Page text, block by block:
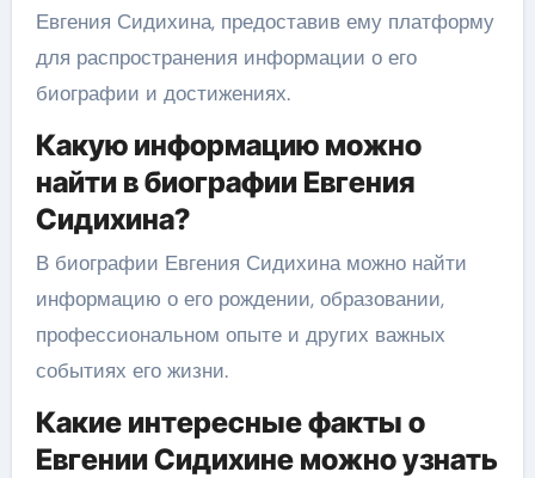
Евгения Сидихина, предоставив ему платформу
для распространения информации о его
биографии и достижениях.
Какую информацию можно
найти в биографии Евгения
Сидихина?
В биографии Евгения Сидихина можно найти
информацию о его рождении, образовании,
профессиональном опыте и других важных
событиях его жизни.
Какие интересные факты о
Евгении Сидихине можно узнать